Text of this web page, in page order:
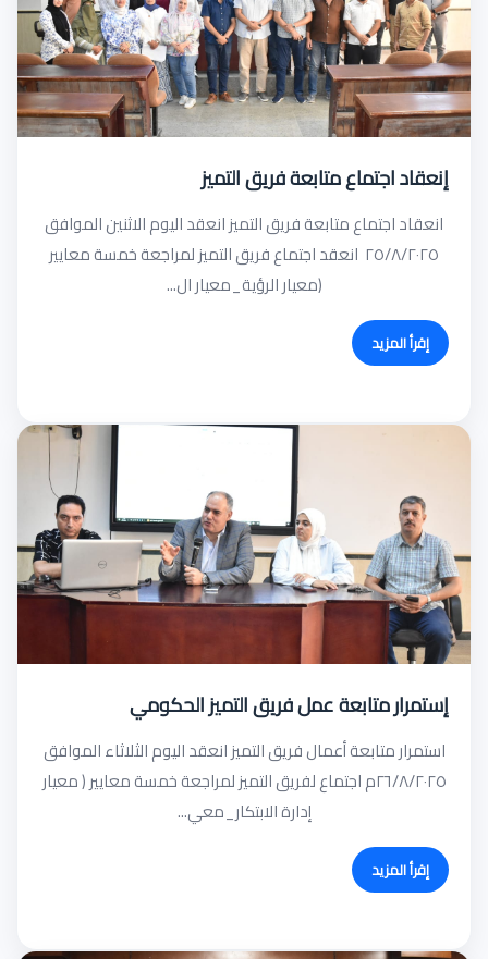
إنعقاد اجتماع متابعة فريق التميز
انعقاد اجتماع متابعة فريق التميز انعقد اليوم الاثنين الموافق
٢٥/٨/٢٠٢٥ انعقد اجتماع فريق التميز لمراجعة خمسة معايير
(معيار الرؤية_معيار ال...
إقرأ المزيد
إستمرار متابعة عمل فريق التميز الحكومي
استمرار متابعة أعمال فريق التميز انعقد اليوم الثلاثاء الموافق
٢٦/٨/٢٠٢٥م اجتماع لفريق التميز لمراجعة خمسة معايير ( معيار
إدارة الابتكار_معي...
إقرأ المزيد